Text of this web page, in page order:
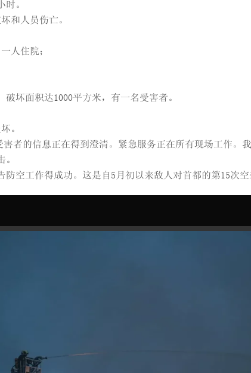
。
和人员伤亡。
人住院；
坏面积达1000平方米，有一名受害者。
。
者的信息正在得到澄清。紧急服务正在所有现场工作。
空工作得成功。这是自5月初以来敌人对首都的第15次空